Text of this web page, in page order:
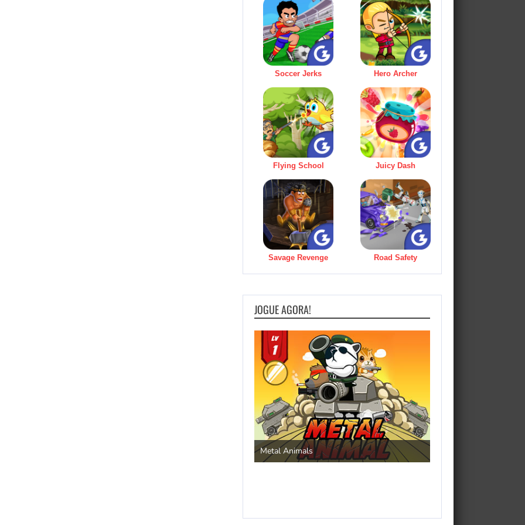
Soccer Jerks Hero Archer
Flying School Juicy Dash
Savage Revenge Road Safety
JOGUE AGORA!
Metal Animals